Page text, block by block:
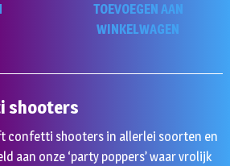
TOEVOEGEN AAN
WINKELWAGEN
shooters
confetti shooters in allerlei soorten en
aan onze ‘party poppers’ waar vrolijk